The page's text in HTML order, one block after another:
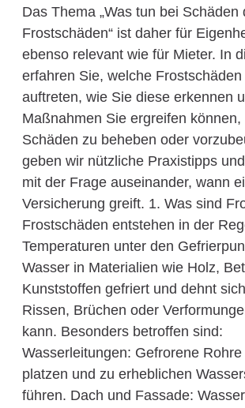
Das Thema „Was tun bei Schäden
Frostschäden“ ist daher für
ebenso relevant wie für Mieter. In
erfahren Sie, welche Frostschäden
auftreten, wie Sie diese erkennen
Maßnahmen Sie ergreifen können,
Schäden zu beheben oder
geben wir nützliche Praxistipps
mit der Frage auseinander, wann
Versicherung greift. 1. Was sind
Frostschäden entstehen in der
Temperaturen unter den
Wasser in Materialien wie Holz,
Kunststoffen gefriert und dehnt
Rissen, Brüchen oder
kann. Besonders betroffen sind:
Wasserleitungen: Gefrorene Rohre
platzen und zu erheblichen
führen. Dach und Fassade: